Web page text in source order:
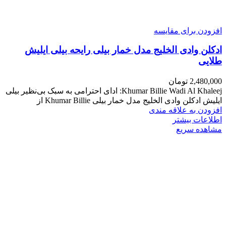
افزودن برای مقایسه
ادکلن وادی الخلیج مدل خمار بیلی رایحه بیلی ایلیش
طلایی
2,480,000 تومان
Khumar Billie Wadi Al Khaleej: ادای احترامی به سبک بی‌نظیر بیلی
ایلیش ادکلن وادی الخلیج مدل خمار بیلی Khumar Billie از
افزودن به علاقه مندی
اطلاعات بیشتر
مشاهده سریع